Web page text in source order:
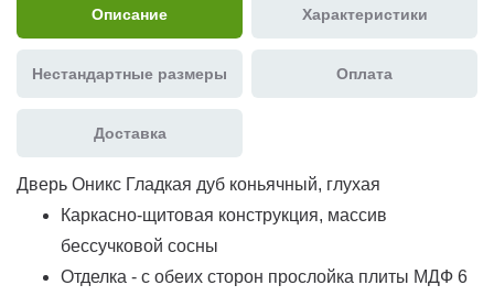
Описание Характеристики
Нестандартные размеры Оплата
Доставка
Дверь Оникс Гладкая дуб коньячный, глухая
Каркасно-щитовая конструкция, массив
бессучковой сосны
Отделка - с обеих сторон прослойка плиты МДФ 6